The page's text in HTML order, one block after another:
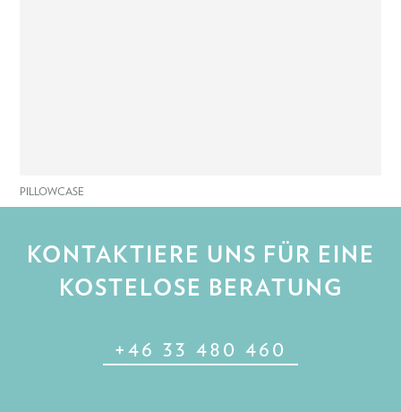
PILLOWCASE
KONTAKTIERE UNS FÜR EINE
KOSTELOSE BERATUNG
+46 33 480 460